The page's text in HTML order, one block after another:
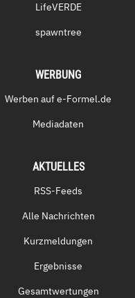
LifeVERDE
spawntree
WERBUNG
Werben auf e-Formel.de
Mediadaten
AKTUELLES
RSS-Feeds
Alle Nachrichten
Kurzmeldungen
Ergebnisse
Gesamtwertungen